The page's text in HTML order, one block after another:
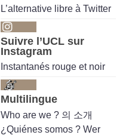
L’alternative libre à Twitter
Suivre l’UCL sur
Instagram
Instantanés rouge et noir
Multilingue
Who are we ? 의 소개
¿Quiénes somos ? Wer